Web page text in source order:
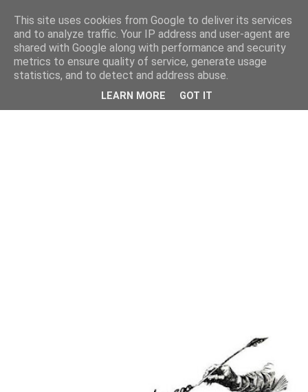
This site uses cookies from Google to deliver its services
and to analyze traffic. Your IP address and user-agent are
shared with Google along with performance and security
metrics to ensure quality of service, generate usage
statistics, and to detect and address abuse.
LEARN MORE GOT IT